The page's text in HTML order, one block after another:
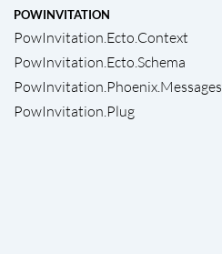
POWINVITATION
PowInvitation.Ecto.Context
PowInvitation.Ecto.Schema
PowInvitation.Phoenix.Messages
PowInvitation.Plug